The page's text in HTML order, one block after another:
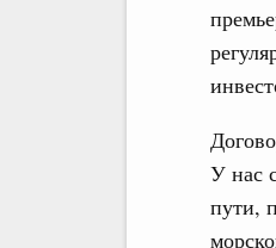
У нас
пути,